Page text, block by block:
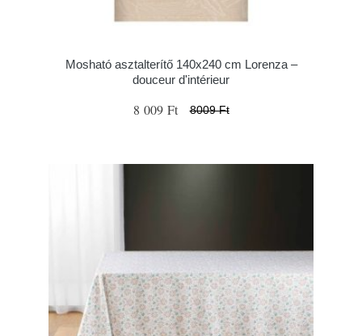
Mosható asztalterítő 140x240 cm Lorenza –
douceur d'intérieur
8 009 Ft 8009 Ft